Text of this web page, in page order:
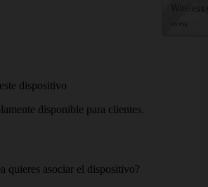
dispositivo
disponible para clientes.
quieres asociar el dispositivo?